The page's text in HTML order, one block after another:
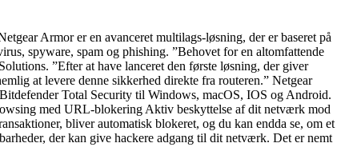
Armor er en avanceret multilags-løsning, der er baseret på
spyware, spam og phishing. ”Behovet for en altomfattende
”Efter at have lanceret den første løsning, der giver
at levere denne sikkerhed direkte fra routeren.” Netgear
Total Security til Windows, macOS, IOS og Android.
med URL-blokering Aktiv beskyttelse af dit netværk mod
bliver automatisk blokeret, og du kan endda se, om et
der kan give hackere adgang til dit netværk. Det er nemt